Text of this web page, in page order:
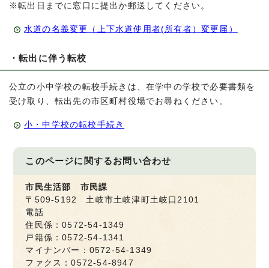
※転出日までに窓口に提出か郵送してください。
水道の名義変更（上下水道使用者(所有者）変更届）
・転出に伴う転校
公立の小中学校の転校手続きは、在学中の学校で必要書類を
受け取り、転出先の市区町村役場でお尋ねください。
小・中学校の転校手続き
このページに関するお問い合わせ
市民生活部 市民課
〒509-5192 土岐市土岐津町土岐口2101
電話
住民係：0572-54-1349
戸籍係：0572-54-1341
マイナンバー：0572-54-1349
ファクス：0572-54-8947